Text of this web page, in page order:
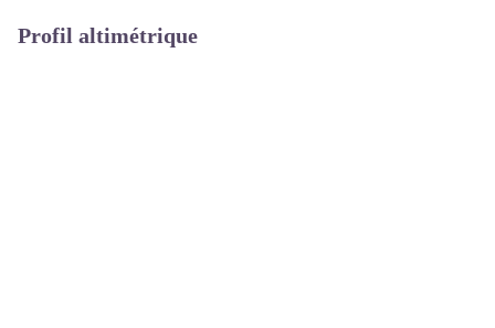
Profil altimétrique